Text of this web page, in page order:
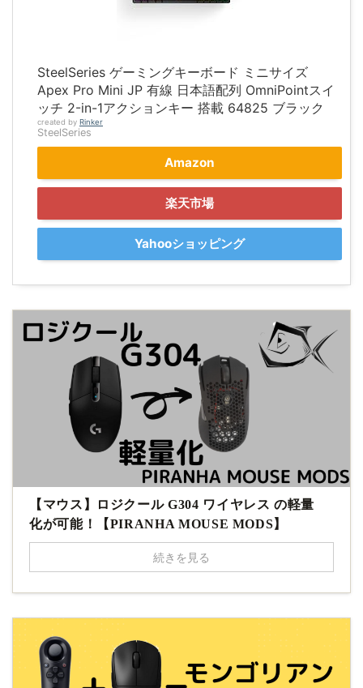
SteelSeries ゲーミングキーボード ミニサイズ
Apex Pro Mini JP 有線 日本語配列 OmniPointスイ
ッチ 2-in-1アクションキー 搭載 64825 ブラック
created by Rinker
SteelSeries
Amazon
楽天市場
Yahooショッピング
【マウス】ロジクール G304 ワイヤレス の軽量
化が可能！【PIRANHA MOUSE MODS】
続きを見る